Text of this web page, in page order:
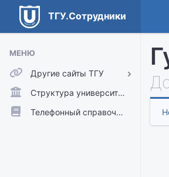
ТГУ.Сотрудники
МЕНЮ
Другие сайты ТГУ
ТГУ.Аккаунты
ТГУ.Расписание
Структура университета
Телефонный справочник